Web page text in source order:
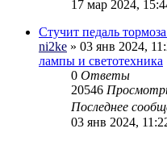
17 мар 2024,
Стучит педаль
ni2ke » 03 янв 2024,
лампы и светотехника
0 Ответы
20546
Последнее
03 янв 2024,